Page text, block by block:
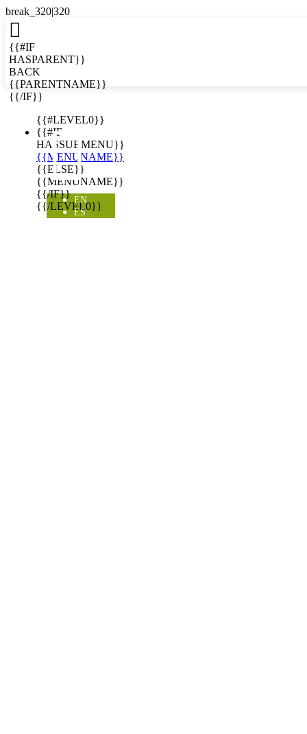

{{#IF
HASPARENT}}
BACK
{{PARENTNAME}}
{{/IF}}
{{#LEVEL0}}
{{#IF
HASSUBMENU}}
{{MENUNAME}}
{{ELSE}}
{{MENUNAME}}
{{/IF}}
{{/LEVEL0}}

EN
ES